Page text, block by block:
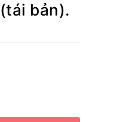
bản).